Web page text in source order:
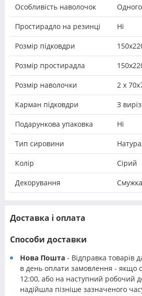
Особливість наволочок
Простирадло на резинці Ні
Розмір підковдри
Розмір простирадла
Розмір наволочки 2 х
Карман підковдри З
Подарункова упаковка Ні
Тип сировини
Колір Сірий
Декорування Смужка
Доставка і оплата
Способи доставки
Нова Пошта - Відправка товарів
в день оплати замовлення - якщо
12:00, або на наступний робочий
надійшла пізніше зазначеного